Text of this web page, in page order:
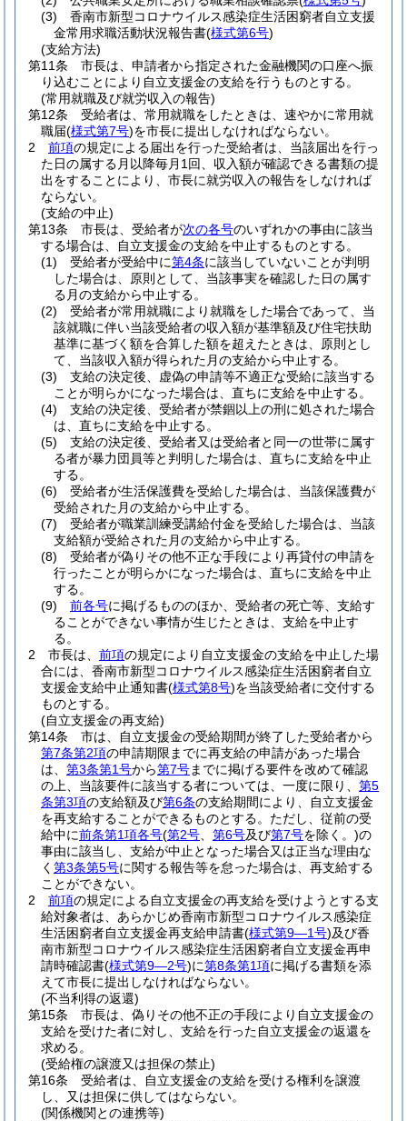
(3)
香南市新型コロナウイルス感染症生活困窮者自立支援
金常用求職活動状況報告書(様式第6号)
(支給方法)
第11条
市長は、申請者から指定された金融機関の口座へ振
り込むことにより自立支援金の支給を行うものとする。
(常用就職及び就労収入の報告)
第12条
受給者は、常用就職をしたときは、速やかに常用就
職届(様式第7号)を市長に提出しなければならない。
2
前項の規定による届出を行った受給者は、当該届出を行っ
た日の属する月以降毎月1回、収入額が確認できる書類の提
出をすることにより、市長に就労収入の報告をしなければ
ならない。
(支給の中止)
第13条
市長は、受給者が次の各号のいずれかの事由に該当
する場合は、自立支援金の支給を中止するものとする。
(1)
受給者が受給中に第4条に該当していないことが判明
した場合は、原則として、当該事実を確認した日の属す
る月の支給から中止する。
(2)
受給者が常用就職により就職をした場合であって、当
該就職に伴い当該受給者の収入額が基準額及び住宅扶助
基準に基づく額を合算した額を超えたときは、原則とし
て、当該収入額が得られた月の支給から中止する。
(3)
支給の決定後、虚偽の申請等不適正な受給に該当する
ことが明らかになった場合は、直ちに支給を中止する。
(4)
支給の決定後、受給者が禁錮以上の刑に処された場合
は、直ちに支給を中止する。
(5)
支給の決定後、受給者又は受給者と同一の世帯に属す
る者が暴力団員等と判明した場合は、直ちに支給を中止
する。
(6)
受給者が生活保護費を受給した場合は、当該保護費が
受給された月の支給から中止する。
(7)
受給者が職業訓練受講給付金を受給した場合は、当該
支給額が受給された月の支給から中止する。
(8)
受給者が偽りその他不正な手段により再貸付の申請を
行ったことが明らかになった場合は、直ちに支給を中止
する。
(9)
前各号に掲げるもののほか、受給者の死亡等、支給す
ることができない事情が生じたときは、支給を中止す
る。
2
市長は、 前項の規定により自立支援金の支給を中止した場
合には、香南市新型コロナウイルス感染症生活困窮者自立
支援金支給中止通知書(様式第8号)を当該受給者に交付する
ものとする。
(自立支援金の再支給)
第14条
市は、自立支援金の受給期間が終了した受給者から
第7条第2項の申請期限までに再支給の申請があった場合
は、 第3条第1号から第7号までに掲げる要件を改めて確認
の上、当該要件に該当する者については、一度に限り、 第5
条第3項の支給額及び第6条の支給期間により、自立支援金
を再支給することができるものとする。 ただし、従前の受
給中に前条第1項各号(第2号 第6号及び第7号を除く。)の
事由に該当し、支給が中止となった場合又は正当な理由な
く 第3条第5号に関する報告等を怠った場合は、再支給する
ことができない。
2
前項の規定による自立支援金の再支給を受けようとする支
給対象者は、あらかじめ香南市新型コロナウイルス感染症
生活困窮者自立支援金再支給申請書(様式第9―1号)及び香
南市新型コロナウイルス感染症生活困窮者自立支援金再申
請時確認書(様式第9―2号)に第8条第1項に掲げる書類を添
えて市長に提出しなければならない。
(不当利得の返還)
第15条
市長は、偽りその他不正の手段により自立支援金の
支給を受けた者に対し、支給を行った自立支援金の返還を
求める。
(受給権の譲渡又は担保の禁止)
第16条
受給者は、自立支援金の支給を受ける権利を譲渡
し、又は担保に供してはならない。
(関係機関との連携等)